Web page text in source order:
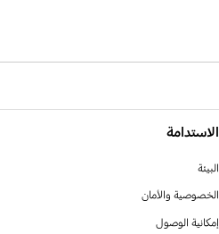
الاستدامة
البيئة
الخصوصية والأمان
إمكانية الوصول